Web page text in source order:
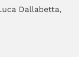
Dallabetta,